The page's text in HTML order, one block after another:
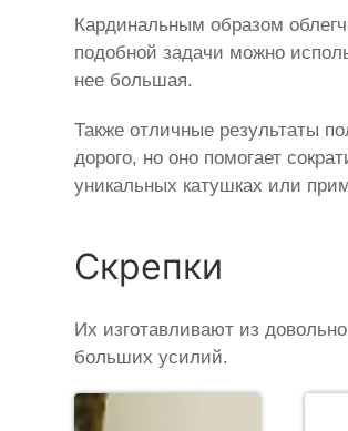
Кардинальным образом
подобной задачи можно
нее большая.
Также отличные результаты
дорого, но оно помогает
уникальных катушках или
Скрепки
Их изготавливают из
больших усилий.